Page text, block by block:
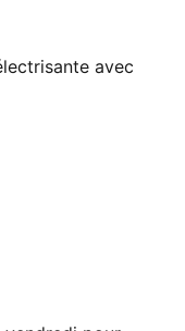
avec
de longue
innovant. Cette
éclatantes à
% de matériaux